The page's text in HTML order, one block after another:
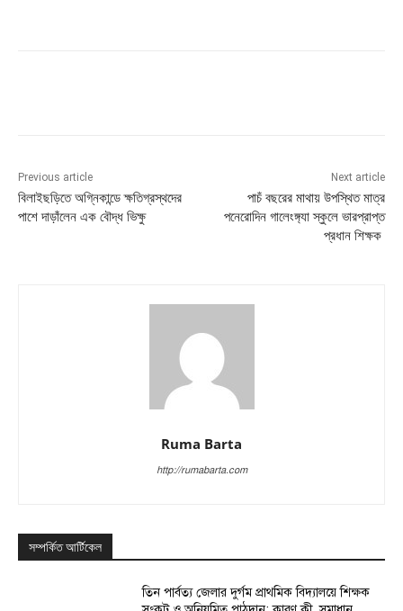
Previous article
বিলাইছড়িতে অগ্নিকান্ডে ক্ষতিগ্রস্থদের
পাশে দাড়াঁলেন এক বৌদ্ধ ভিক্ষু
Next article
পাচঁ বছরের মাথায় উপস্থিত মাত্র
পনেরোদিন গালেংঙ্গ্যা স্কুলে ভারপ্রাপ্ত
প্রধান শিক্ষক
Ruma Barta
http://rumabarta.com
সম্পর্কিত আর্টিকেল
তিন পার্বত্য জেলার দুর্গম প্রাথমিক বিদ্যালয়ে শিক্ষক